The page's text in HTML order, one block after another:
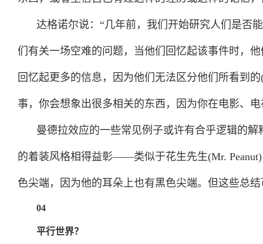
达格诺尔说：“几年前，我们开始研究人们是否
们有关一场空难的问题，当他们回忆起该事件时，
回忆起更多的信息，因为他们无法区分他们所看到
事，你会想象出很多相关的东西，因为你在电影、
曼德拉效应的一些常见例子或许有合乎逻辑的
的着装风格相得益彰——类似于花生先生(Mr.
色尖端，因为他的耳朵上也有黑色尖端。但这些总
04
平行世界？